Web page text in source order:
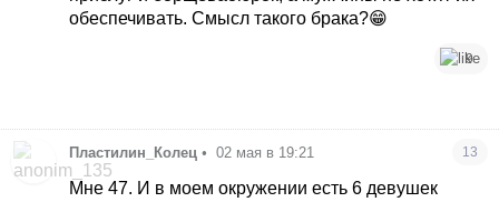
обеспечивать. Смысл такого брака?😁
9
Пластилин_Колец • 02 мая в 19:21 13
Мне 47. И в моем окружении есть 6 девушек